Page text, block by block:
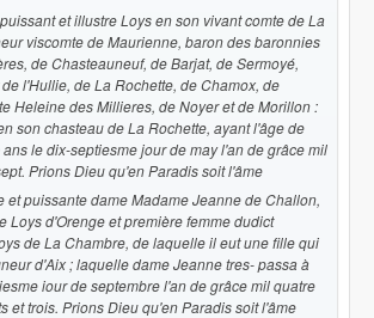
et illustre Loys en son vivant comte de La
viscomte de Maurienne, baron des baronnies
de Chasteauneuf, de Barjat, de Sermoyé,
l'Hullie, de La Rochette, de Chamox, de
Heleine des Millieres, de Noyer et de Morillon :
son chasteau de La Rochette, ayant l'âge de
le dix-septiesme jour de may l'an de grâce mil
Prions Dieu qu'en Paradis soit l'âme
et puissante dame Madame Jeanne de Challon,
Loys d'Orenge et première femme dudict
de La Chambre, de laquelle il eut une fille qui
d'Aix ; laquelle dame Jeanne tres- passa à
iour de septembre l'an de grâce mil quatre
et trois. Prions Dieu qu'en Paradis soit l'âme